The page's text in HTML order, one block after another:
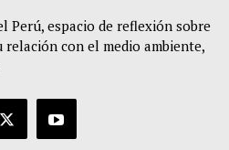
Perú, espacio de reflexión sobre
con el medio ambiente,